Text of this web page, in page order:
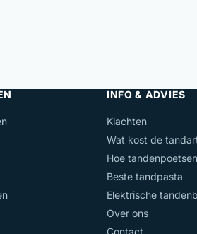
INFO & ADVIES
Klachten
Wat kost de
Hoe
Beste tandpasta
Elektrische
Over ons